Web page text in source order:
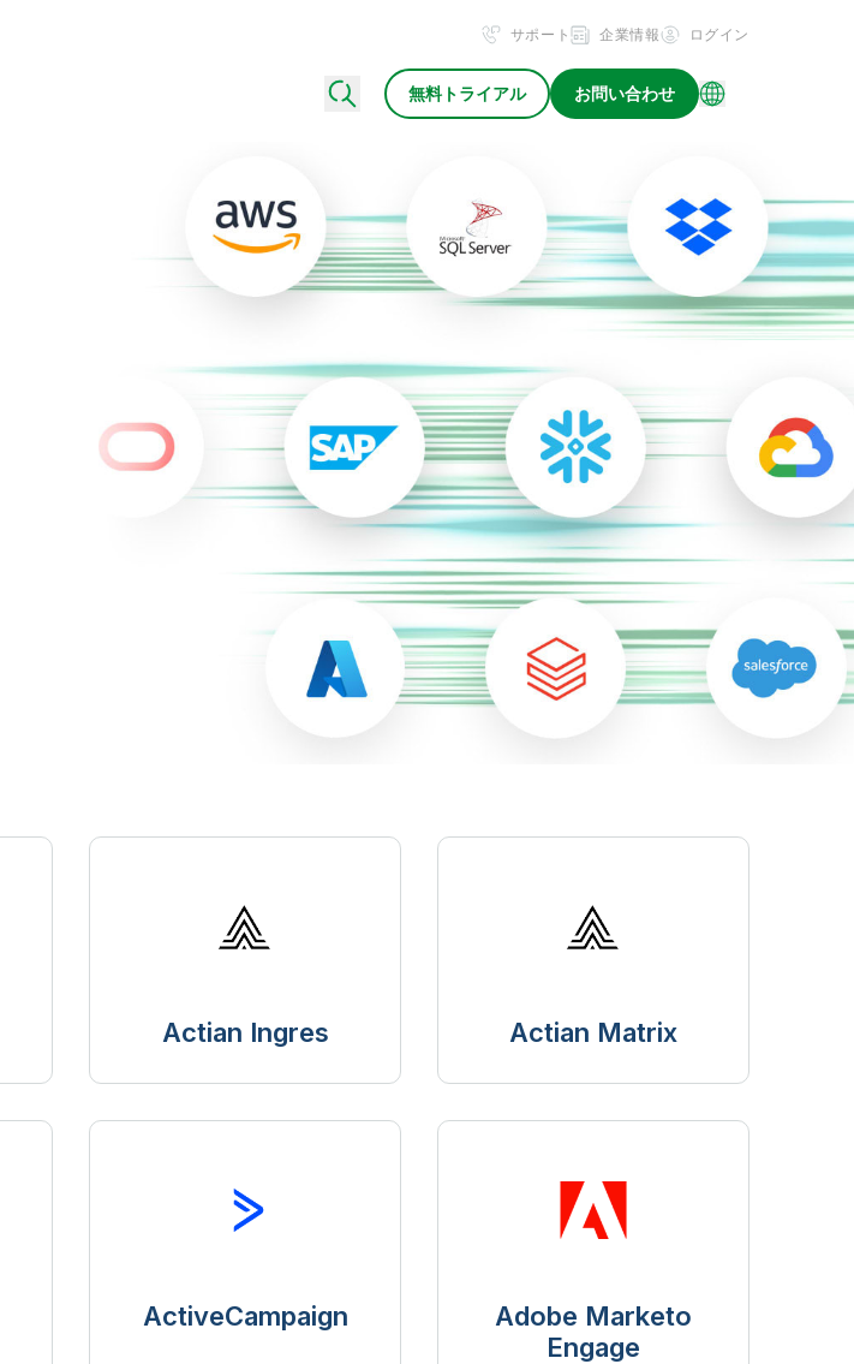
サポート 企業情報 ログイン
無料トライアル お問い合わせ
Actian Ingres Actian Matrix
ActiveCampaign
Adobe Marketo
Engage